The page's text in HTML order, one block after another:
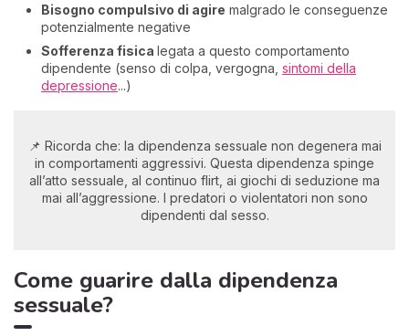
Bisogno compulsivo di agire malgrado le conseguenze
potenzialmente negative
Sofferenza fisica legata a questo comportamento
dipendente (senso di colpa, vergogna, sintomi della
depressione...)
📌 Ricorda che: la dipendenza sessuale non degenera mai
in comportamenti aggressivi. Questa dipendenza spinge
all’atto sessuale, al continuo flirt, ai giochi di seduzione ma
mai all’aggressione. I predatori o violentatori non sono
dipendenti dal sesso.
Come guarire dalla dipendenza
sessuale?